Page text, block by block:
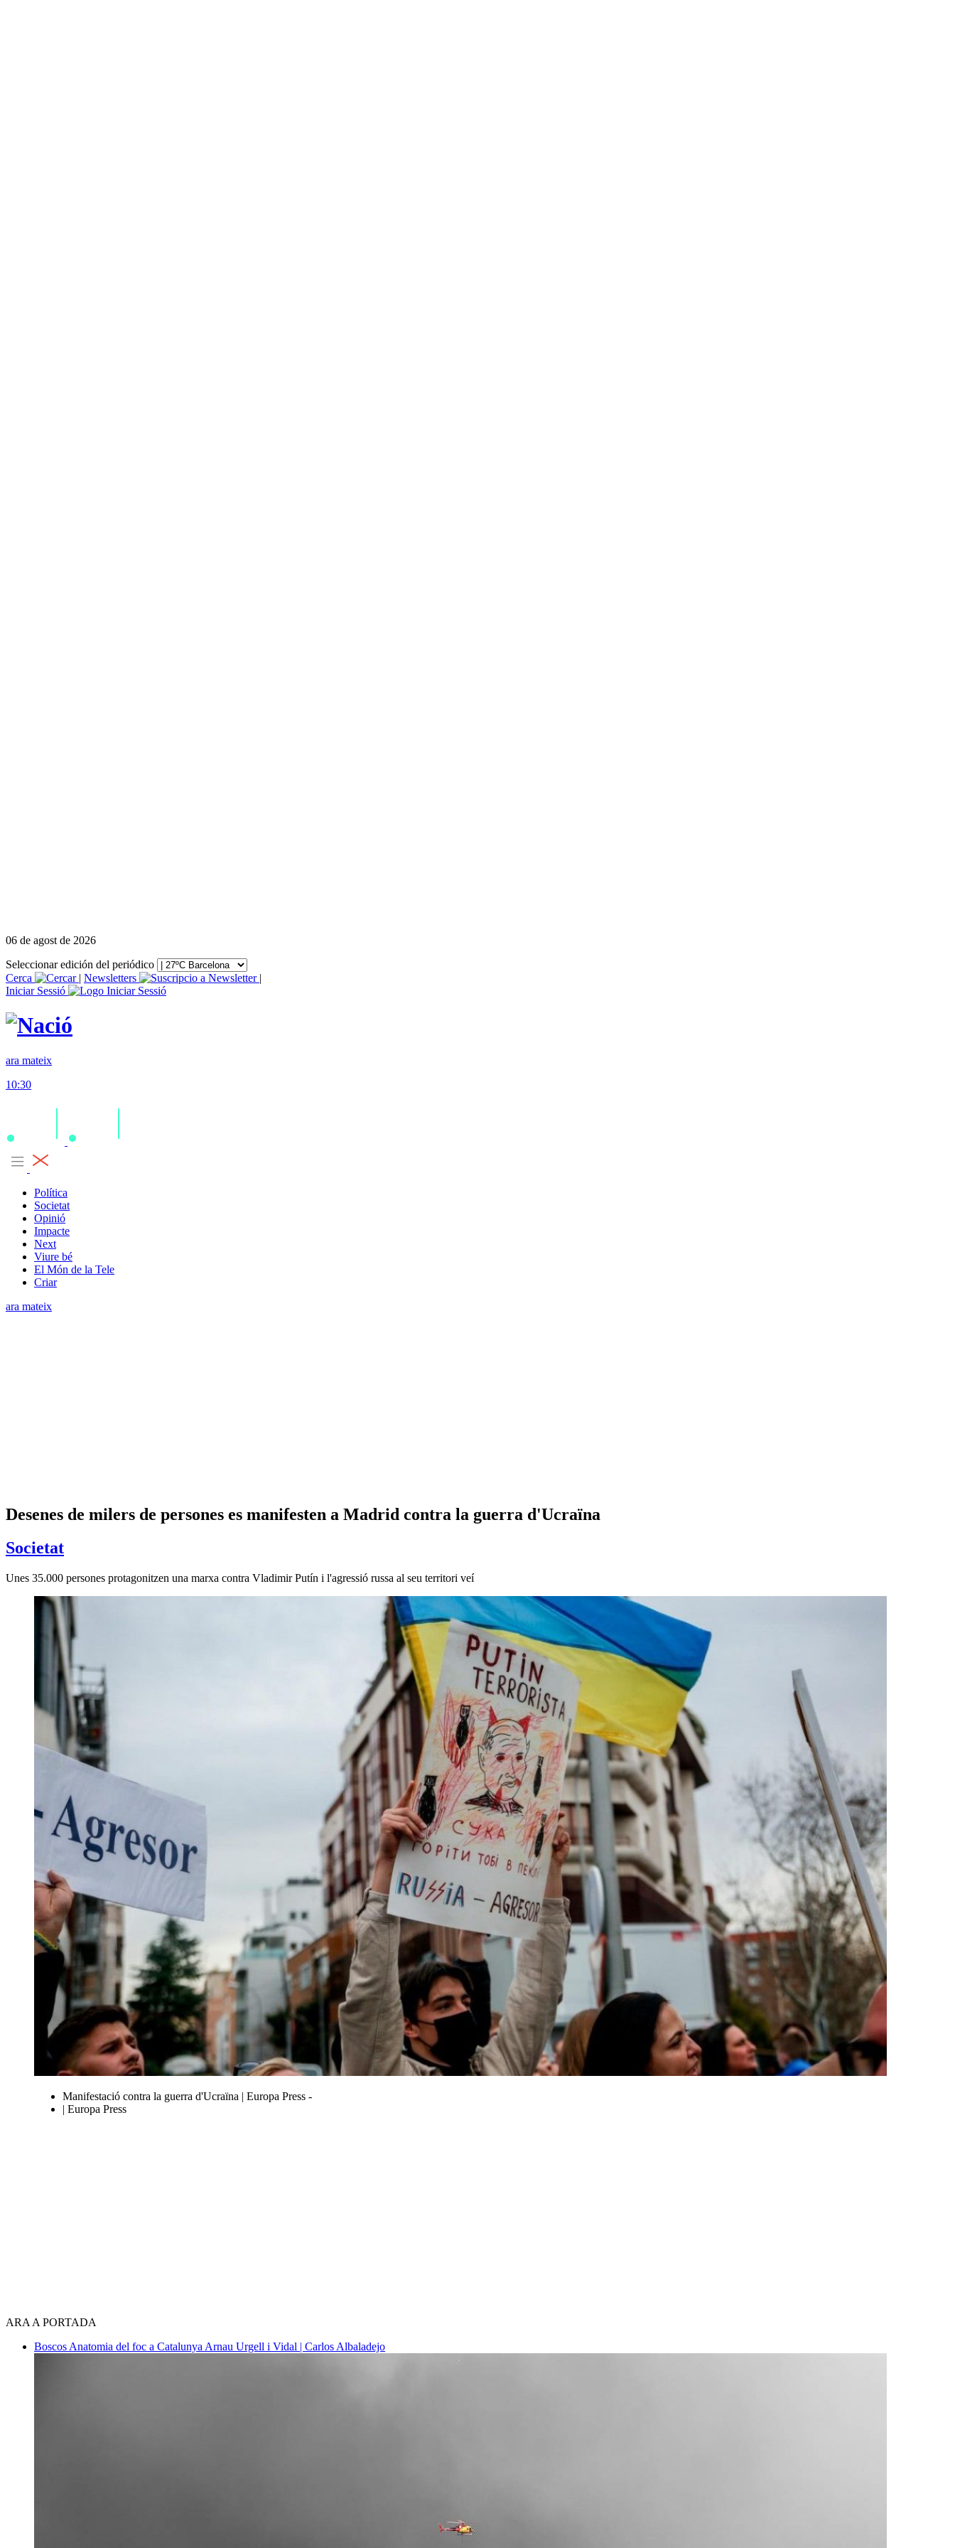
06 de agost de 2026
Seleccionar edición del periódico
Cerca
| Newsletters
|
Iniciar Sessió
ara mateix
10:30
Política
Societat
Opinió
Impacte
Next
Viure bé
El Món de la Tele
Criar
ara mateix
Desenes de milers de persones es manifesten a Madrid contra la guerra d'Ucraïna
Societat
Unes 35.000 persones protagonitzen una marxa contra Vladimir Putín i l'agressió russa al seu territori veí
Manifestació contra la guerra d'Ucraïna | Europa Press -
| Europa Press
ARA A PORTADA
Boscos Anatomia del foc a Catalunya Arnau Urgell i Vidal | Carlos Albaladejo